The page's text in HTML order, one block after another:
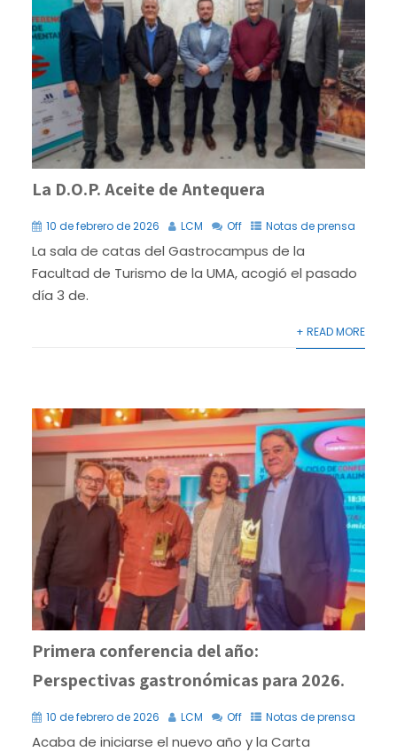
La D.O.P. Aceite de Antequera
10 de febrero de 2026 LCM Off Notas de prensa
La sala de catas del Gastrocampus de la
Facultad de Turismo de la UMA, acogió el pasado
día 3 de.
+ READ MORE
Primera conferencia del año:
Perspectivas gastronómicas para 2026.
10 de febrero de 2026 LCM Off Notas de prensa
Acaba de iniciarse el nuevo año y la Carta